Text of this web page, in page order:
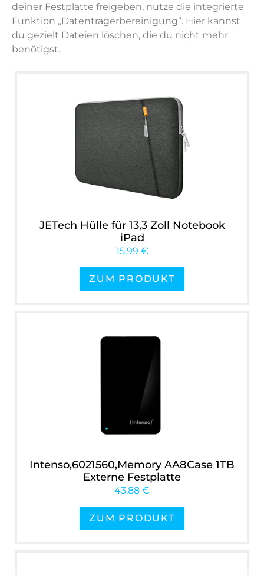
deiner Festplatte freigeben, nutze die integrierte
Funktion „Datenträgerbereinigung“. Hier kannst
du gezielt Dateien löschen, die du nicht mehr
benötigst.
JETech Hülle für 13,3 Zoll Notebook
iPad
15,99 €
ZUM PRODUKT
Intenso,6021560,Memory AA8Case 1TB
Externe Festplatte
43,88 €
ZUM PRODUKT